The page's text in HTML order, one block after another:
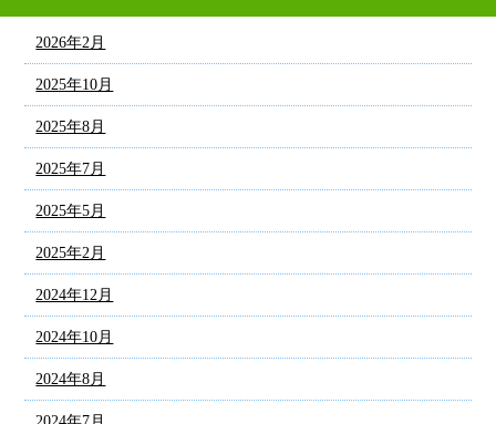
2026年2月
2025年10月
2025年8月
2025年7月
2025年5月
2025年2月
2024年12月
2024年10月
2024年8月